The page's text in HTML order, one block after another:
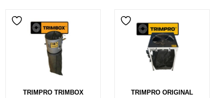
TRIMPRO TRIMBOX TRIMPRO ORIGINAL